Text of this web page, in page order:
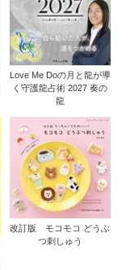
Love Me Doの月と龍が導
く守護龍占術 2027 奏の
龍
改訂版 モコモコ どうぶ
つ刺しゅう